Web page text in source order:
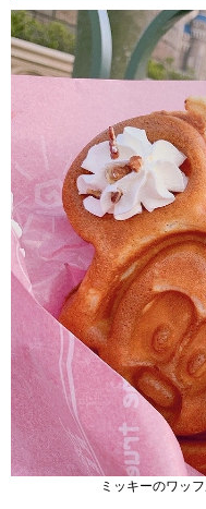
ミッキーのワッ